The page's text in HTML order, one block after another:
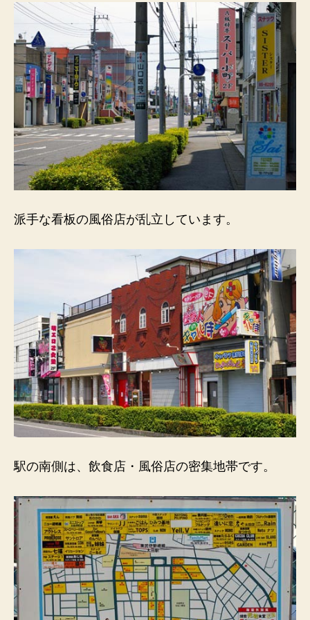
派手な看板の風俗店が乱立しています。
駅の南側は、飲食店・風俗店の密集地帯です。